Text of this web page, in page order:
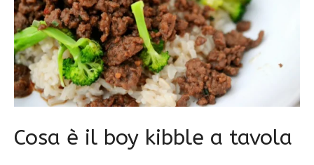
Cosa è il boy kibble a tavola